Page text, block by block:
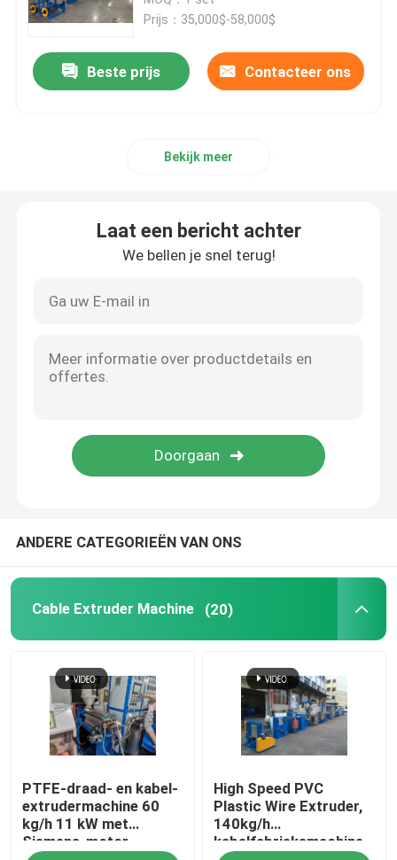
Kabel die Machine verdraaien
kabelspinmachine
koperen lasmachine
Lasersnijmachine
Kabelbollen
CCV-lijnen
Kabelkop
Prijs：35,000$-58,000$
Beste prijs Contacteer ons
Bekijk meer
Laat een bericht achter
We bellen je snel terug!
ANDERE CATEGORIEËN VAN ONS
Cable Extruder Machine (20)
PTFE-draad- en kabel-
extrudermachine 60
kg/h 11 kW met
Siemens-motor
High Speed PVC
Plastic Wire Extruder,
140kg/h
kabelfabrieksmachine